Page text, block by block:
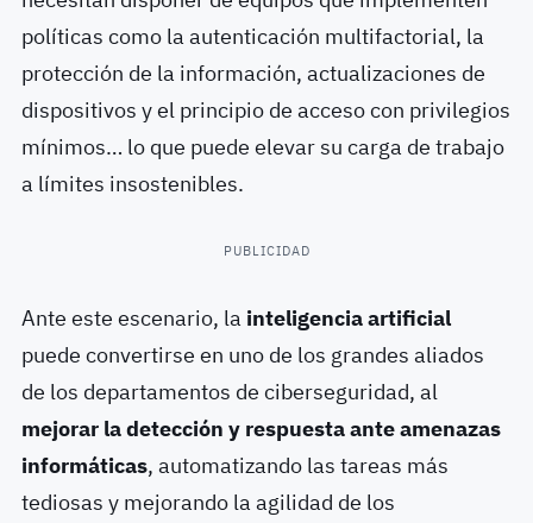
políticas como la autenticación multifactorial, la
protección de la información, actualizaciones de
dispositivos y el principio de acceso con privilegios
mínimos… lo que puede elevar su carga de trabajo
a límites insostenibles.
PUBLICIDAD
Ante este escenario, la inteligencia artificial
puede convertirse en uno de los grandes aliados
de los departamentos de ciberseguridad, al
mejorar la detección y respuesta ante amenazas
informáticas, automatizando las tareas más
tediosas y mejorando la agilidad de los